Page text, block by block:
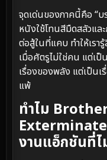
จุดเด่นของภาคนี้คือ “
หนังใช้โทนสีมืดสลัวแล
ต่อสู้ในที่แคบ ทำให้เร
เมื่อศัตรูไม่ใช่คน แต่เป็
เรื่องของพลัง แต่เป็น
แพ้
ทำไม
งานแอ็กชันที่